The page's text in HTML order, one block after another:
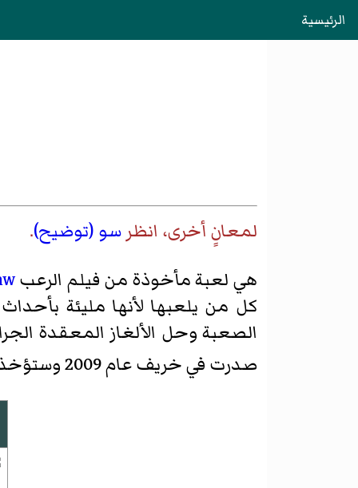
الرئيسية
لمعانٍ أخرى، انظرسو (توضيح).
هي لعبة مأخوذة من فيلم الرعب
كل من يلعبها لأنها مليئة
صدرت في خريف عام 2009 وستؤخذ اللعبة من الجزء الأول والثاني من الفيلم وحصلت على تقييم 5 من 9.